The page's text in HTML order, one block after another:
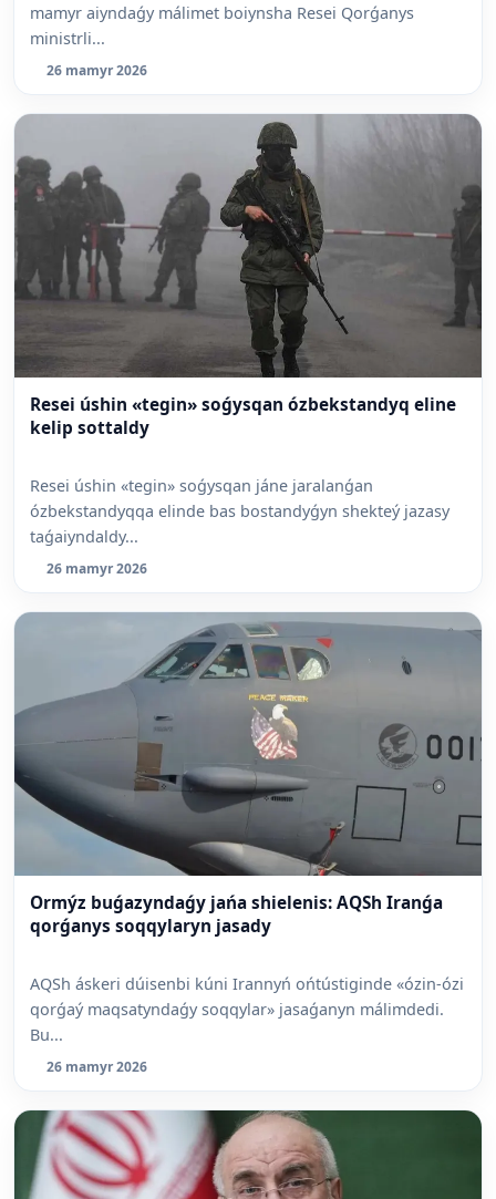
mamyr aiyndaǵy málimet boiynsha Resei Qorǵanys
ministrli...
26 mamyr 2026
Resei úshin «tegin» soǵysqan ózbekstandyq eline
kelip sottaldy
Resei úshin «tegin» soǵysqan jáne jaralanǵan
ózbekstandyqqa elinde bas bostandyǵyn shekteý jazasy
taǵaiyndaldy...
26 mamyr 2026
Ormýz buǵazyndaǵy jańa shielenis: AQSh Iranǵa
qorǵanys soqqylaryn jasady
AQSh áskeri dúisenbi kúni Irannyń ońtústiginde «ózin-ózi
qorǵaý maqsatyndaǵy soqqylar» jasaǵanyn málimdedi.
Bu...
26 mamyr 2026